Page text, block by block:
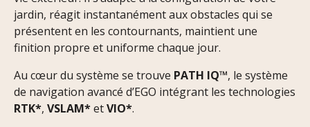
jardin, réagit instantanément aux obstacles qui se
présentent en les contournants, maintient une
finition propre et uniforme chaque jour.
Au cœur du système se trouve PATH IQ™, le système
de navigation avancé d’EGO intégrant les technologies
RTK*, VSLAM*etVIO*.